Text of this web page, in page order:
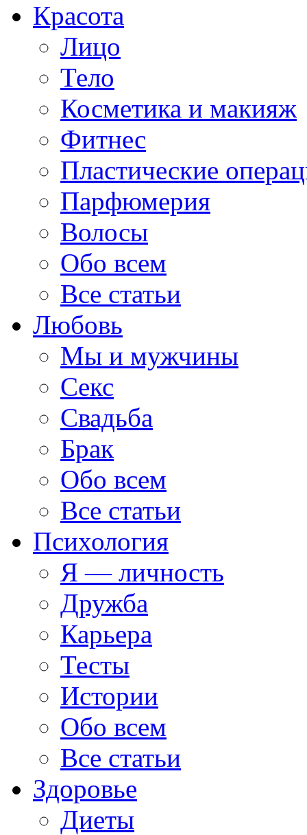
Красота
Лицо
Тело
Косметика и макияж
Фитнес
Пластические
Парфюмерия
Волосы
Обо всем
Все статьи
Любовь
Мы и мужчины
Секс
Свадьба
Брак
Обо всем
Все статьи
Психология
Я — личность
Дружба
Карьера
Тесты
Истории
Обо всем
Все статьи
Здоровье
Диеты